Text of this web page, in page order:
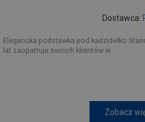
Dostawca:
Elegancka podstawka pod kadzidełko
lat zaopatruje swoich klientów w...
Zobacz